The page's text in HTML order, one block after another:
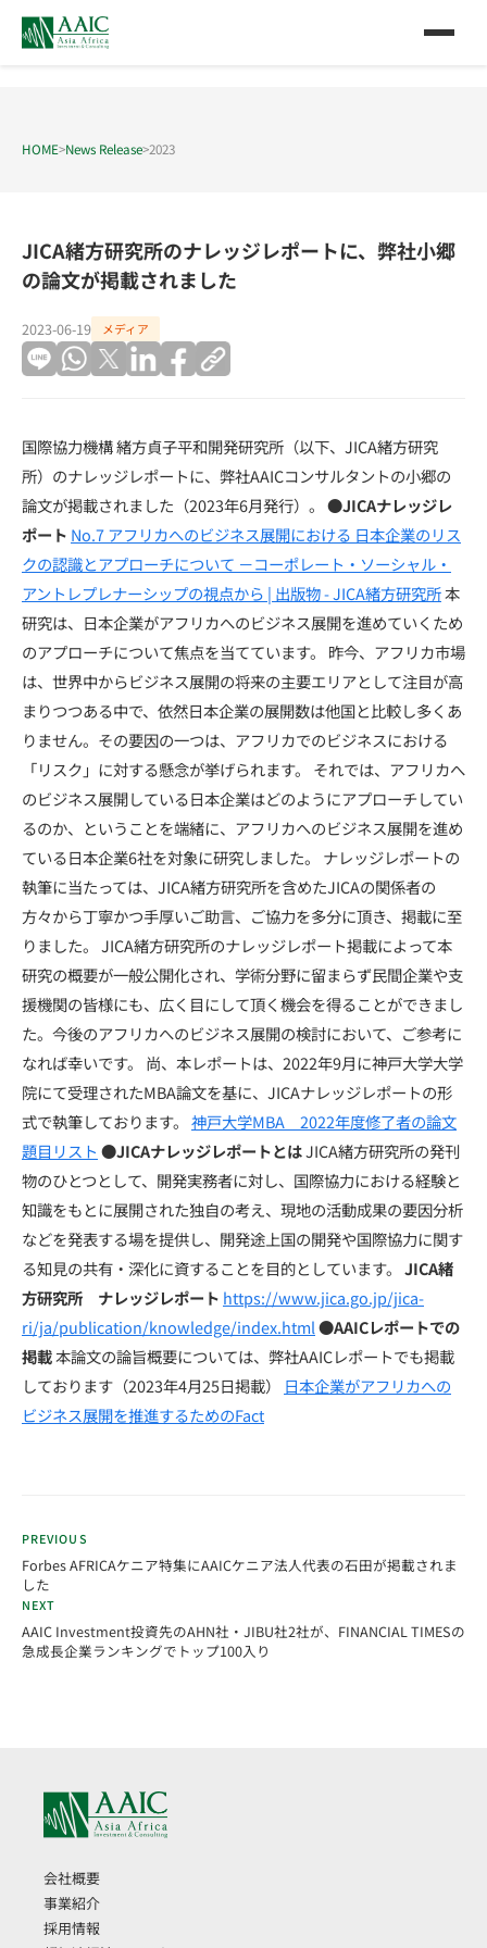
HOME>News Release>2023
JICA緒方研究所のナレッジレポートに、弊社小郷
の論文が掲載されました
2023-06-19 メディア
国際協力機構 緒方貞子平和開発研究所（以下、JICA緒方研究
所）のナレッジレポートに、弊社AAICコンサルタントの小郷の
論文が掲載されました（2023年6月発行）。 ●JICAナレッジレ
ポート No.7 アフリカへのビジネス展開における 日本企業のリス
クの認識とアプローチについて －コーポレート・ソーシャル・
アントレプレナーシップの視点から | 出版物 - JICA緒方研究所本
研究は、日本企業がアフリカへのビジネス展開を進めていくため
のアプローチについて焦点を当てています。 昨今、アフリカ市場
は、世界中からビジネス展開の将来の主要エリアとして注目が高
まりつつある中で、依然日本企業の展開数は他国と比較し多くあ
りません。その要因の一つは、アフリカでのビジネスにおける
「リスク」に対する懸念が挙げられます。 それでは、アフリカへ
のビジネス展開している日本企業はどのようにアプローチしてい
るのか、ということを端緒に、アフリカへのビジネス展開を進め
ている日本企業6社を対象に研究しました。 ナレッジレポートの
執筆に当たっては、JICA緒方研究所を含めたJICAの関係者の
方々から丁寧かつ手厚いご助言、ご協力を多分に頂き、掲載に至
りました。 JICA緒方研究所のナレッジレポート掲載によって本
研究の概要が一般公開化され、学術分野に留まらず民間企業や支
援機関の皆様にも、広く目にして頂く機会を得ることができまし
た。今後のアフリカへのビジネス展開の検討において、ご参考に
なれば幸いです。 尚、本レポートは、2022年9月に神戸大学大学
院にて受理されたMBA論文を基に、JICAナレッジレポートの形
式で執筆しております。 神戸大学MBA 2022年度修了者の論文
題目リスト ●JICAナレッジレポートとはJICA緒方研究所の発刊
物のひとつとして、開発実務者に対し、国際協力における経験と
知識をもとに展開された独自の考え、現地の活動成果の要因分析
などを発表する場を提供し、開発途上国の開発や国際協力に関す
る知見の共有・深化に資することを目的としています。 JICA緒
方研究所 ナレッジレポート https://www.jica.go.jp/jica-
ri/ja/publication/knowledge/index.html●AAICレポートでの
掲載本論文の論旨概要については、弊社AAICレポートでも掲載
しております（2023年4月25日掲載） 日本企業がアフリカへの
ビジネス展開を推進するためのFact
PREVIOUS
Forbes AFRICAケニア特集にAAICケニア法人代表の石田が掲載されま
した
NEXT
AAIC Investment投資先のAHN社・JIBU社2社が、FINANCIAL TIMESの
急成長企業ランキングでトップ100入り
会社概要
事業紹介
採用情報